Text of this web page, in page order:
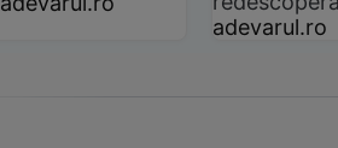
adevarul.ro